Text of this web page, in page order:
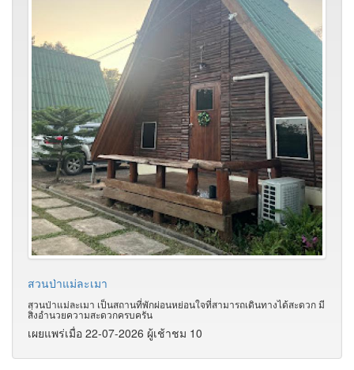
สวนป่าแม่ละเมา
สวนป่าแม่ละเมา เป็นสถานที่พักผ่อนหย่อนใจที่สามารถเดินทางได้สะดวก มี
สิ่งอำนวยความสะดวกครบครัน
เผยแพร่เมื่อ 22-07-2026 ผู้เช้าชม 10